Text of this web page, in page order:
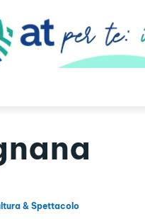
& Spettacolo